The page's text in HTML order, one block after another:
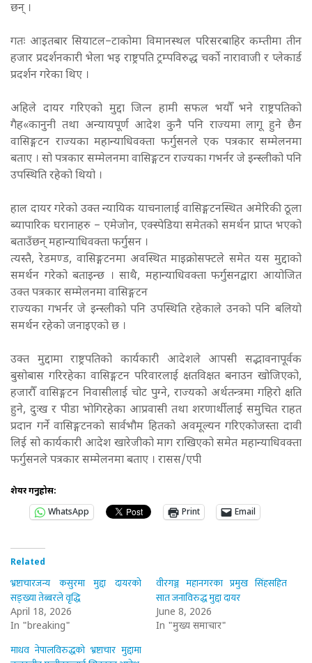
छन् ।
गतः आइतबार सियाटल–टाकोमा विमानस्थल परिसरबाहिर कम्तीमा तीन
हजार प्रदर्शनकारी भेला भइ राष्ट्रपति ट्रम्पविरुद्ध चर्को नारावाजी र प्लेकार्ड
प्रदर्शन गरेका थिए ।
अहिले दायर गरिएको मुद्दा जित्न हामी सफल भयौँ भने राष्ट्रपतिको
गैह«कानुनी तथा अन्यायपूर्ण आदेश कुनै पनि राज्यमा लागू हुने छैन
वासिङ्गटन राज्यका महान्याधिवक्ता फर्गुसनले एक पत्रकार सम्मेलनमा
बताए । सो पत्रकार सम्मेलनमा वासिङ्गटन राज्यका गभर्नर जे इन्स्लीको पनि
उपस्थिति रहेको थियो ।
हाल दायर गरेको उक्त न्यायिक याचनालाई वासिङ्गटनस्थित अमेरिकी ठूला
ब्यापारिक घरानाहरु – एमेजोन, एक्स्पेडिया समेतको समर्थन प्राप्त भएको
बताउँछन् महान्याधिवक्ता फर्गुसन ।
त्यस्तै, रेडमण्ड, वासिङ्गटनमा अवस्थित माइक्रोसफ्टले समेत यस मुद्दाको
समर्थन गरेको बताइन्छ । साथै, महान्याधिवक्ता फर्गुसनद्वारा आयोजित
उक्त पत्रकार सम्मेलनमा वासिङ्गटन
राज्यका गभर्नर जे इन्स्लीको पनि उपस्थिति रहेकाले उनको पनि बलियो
समर्थन रहेको जनाइएको छ ।
उक्त मुद्दामा राष्ट्रपतिको कार्यकारी आदेशले आपसी सद्भावनापूर्वक
बुसोबास गरिरहेका वासिङ्गटन परिवारलाई क्षतविक्षत बनाउन खोजिएको,
हजारौँ वासिङ्गटन निवासीलाई चोट पुग्ने, राज्यको अर्थतन्त्रमा गहिरो क्षति
हुने, दुःख र पीडा भोगिरहेका आप्रवासी तथा शरणार्थीलाई समुचित राहत
प्रदान गर्ने वासिङ्गटनको सार्वभौम हितको अवमूल्यन गरिएकोजस्ता दावी
लिई सो कार्यकारी आदेश खारेजीको माग राखिएको समेत महान्याधिवक्ता
फर्गुसनले पत्रकार सम्मेलनमा बताए । रासस/एपी
शेयर गर्नुहोस:
WhatsApp
Print Email
Related
भ्रष्टाचारजन्य कसुरमा मुद्दा दायरको
सङ्ख्या तेब्बरले वृद्धि
April 18, 2026
In "breaking"
वीरगञ्ज महानगरका प्रमुख सिंहसहित
सात जनाविरुद्ध मुद्दा दायर
June 8, 2026
In "मुख्य समाचार"
माधव नेपालविरुद्धको भ्रष्टाचार मुद्दामा